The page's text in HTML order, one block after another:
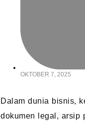
OKTOBER 7, 2025
Dalam dunia bisnis,
dokumen legal, arsip